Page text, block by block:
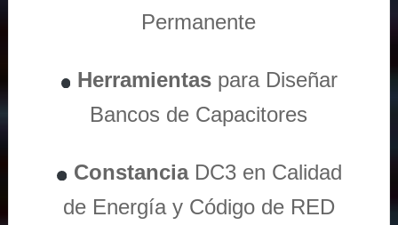
Permanente
Herramientas para Diseñar
Bancos de Capacitores
ConstanciaDC3 en Calidad
de Energía y Código de RED